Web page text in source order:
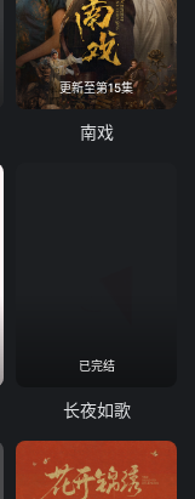
更新至第15集
南戏
已完结
长夜如歌